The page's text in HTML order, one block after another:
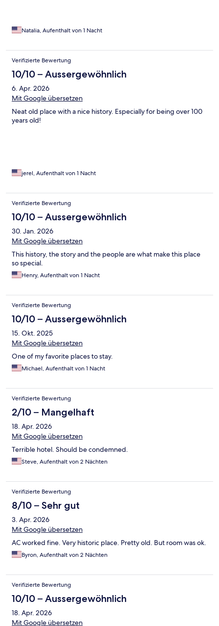
Natalia, Aufenthalt von 1 Nacht
Verifizierte Bewertung
10/10 – Aussergewöhnlich
6. Apr. 2026
Mit Google übersetzen
Neat old place with a nice history. Especially for being over 100
years old!
jerel, Aufenthalt von 1 Nacht
Verifizierte Bewertung
10/10 – Aussergewöhnlich
30. Jan. 2026
Mit Google übersetzen
This history, the story and the people are what make this place
so special.
Henry, Aufenthalt von 1 Nacht
Verifizierte Bewertung
10/10 – Aussergewöhnlich
15. Okt. 2025
Mit Google übersetzen
One of my favorite places to stay.
Michael, Aufenthalt von 1 Nacht
Verifizierte Bewertung
2/10 – Mangelhaft
18. Apr. 2026
Mit Google übersetzen
Terrible hotel. Should be condemned.
Steve, Aufenthalt von 2 Nächten
Verifizierte Bewertung
8/10 – Sehr gut
3. Apr. 2026
Mit Google übersetzen
AC worked fine. Very historic place. Pretty old. But room was ok.
Byron, Aufenthalt von 2 Nächten
Verifizierte Bewertung
10/10 – Aussergewöhnlich
18. Apr. 2026
Mit Google übersetzen